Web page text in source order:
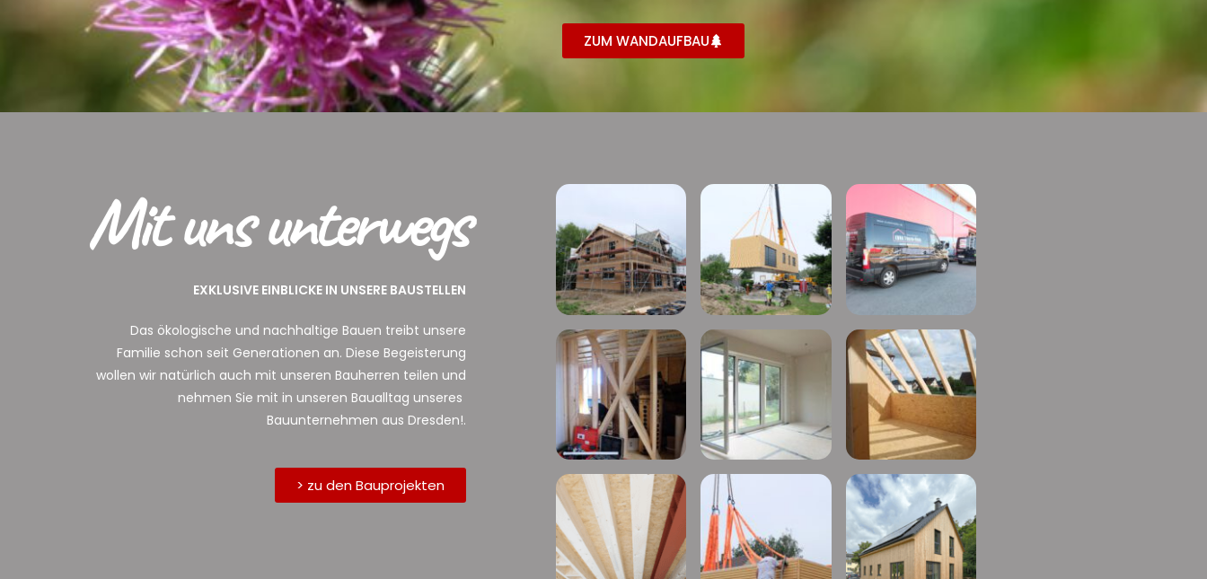
ZUM WANDAUFBAU
Mit uns unterwegs
EXKLUSIVE EINBLICKE IN UNSERE BAUSTELLEN
Das ökologische und nachhaltige Bauen treibt unsere
Familie schon seit Generationen an. Diese Begeisterung
wollen wir natürlich auch mit unseren Bauherren teilen und
nehmen Sie mit in unseren Baualltag unseres
Bauunternehmen aus Dresden!.
> zu den Bauprojekten